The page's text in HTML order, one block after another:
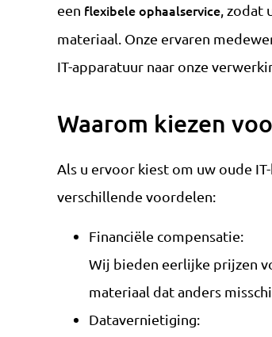
een flexibele ophaalservice ,
materiaal. Onze ervaren
IT-apparatuur naar onze
Waarom kiezen
Als u ervoor kiest om uw oude
verschillende voordelen:
Financiële compensatie:
Wij bieden eerlijke prijzen
materiaal dat anders
Datavernietiging: